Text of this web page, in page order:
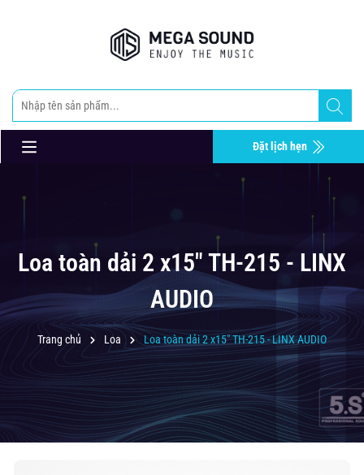
Đặt lịch hẹn
Loa toàn dải 2 x15" TH-215 - LINX
AUDIO
Trang chủ Loa Loa toàn dải 2 x15" TH-215 - LINX AUDIO